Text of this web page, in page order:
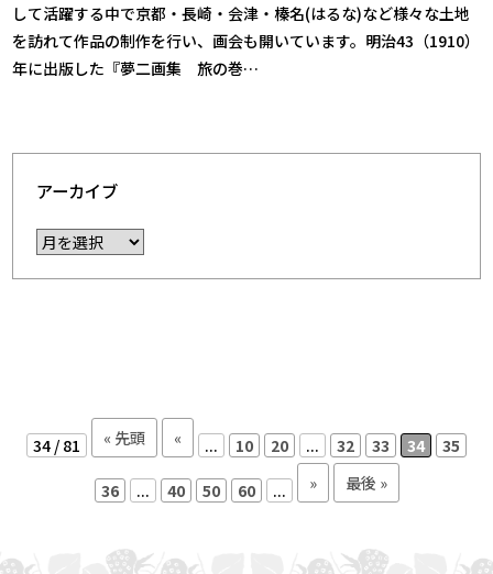
して活躍する中で京都・長崎・会津・榛名(はるな)など様々な土地
を訪れて作品の制作を行い、画会も開いています。明治43（1910）
年に出版した『夢二画集 旅の巻…
アーカイブ
34 / 81 « 先頭 « ... 10 20 ... 32 33 34 35
36 ... 40 50 60 ... » 最後 »